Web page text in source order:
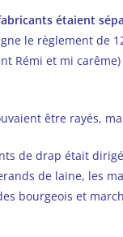
étaient
le règlement de
Rémi et mi
être rayés,
de drap était
de laine, les
bourgeois et